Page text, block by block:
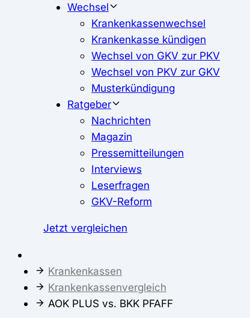
Wechsel
Krankenkassenwechsel
Krankenkasse kündigen
Wechsel von GKV zur PKV
Wechsel von PKV zur GKV
Musterkündigung
Ratgeber
Nachrichten
Magazin
Pressemitteilungen
Interviews
Leserfragen
GKV-Reform
Jetzt vergleichen
Krankenkassen
Krankenkassenvergleich
AOK PLUS vs. BKK PFAFF